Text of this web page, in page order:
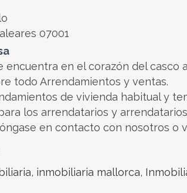
07001
encuentra en el corazón del
todo Arrendamientos y ventas.
de vivienda habitual y
los arrendatarios y
en contacto con nosotros o
, inmobiliaria mallorca,